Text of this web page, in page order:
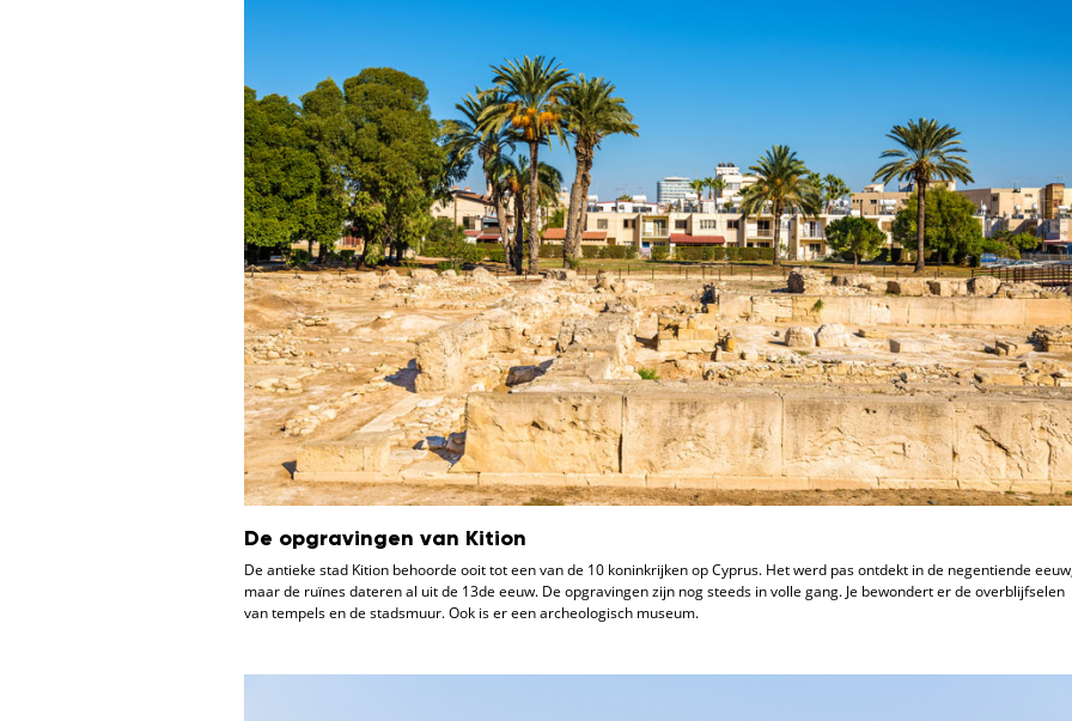
De opgravingen van Kition
De antieke stad Kition behoorde ooit tot een van de 10 koninkrijken op Cyprus. Het werd pas ontdekt in de negentiende
maar de ruïnes dateren al uit de 13de eeuw. De opgravingen zijn nog steeds in volle gang. Je bewondert er de overblijfselen
van tempels en de stadsmuur. Ook is er een archeologisch museum.